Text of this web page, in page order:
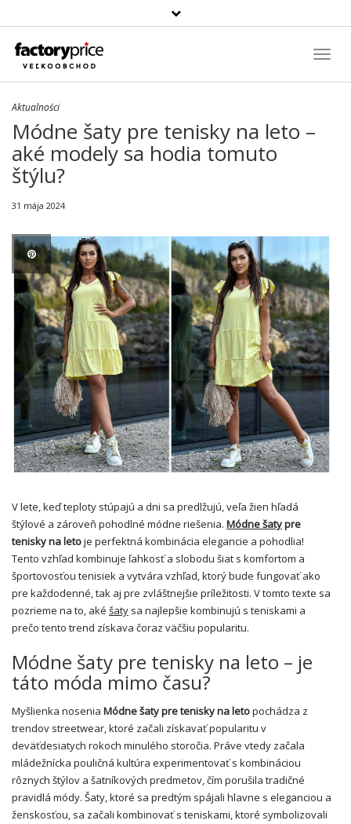
Szukaj
produktu
Aktualności
Módne šaty pre tenisky na leto –
aké modely sa hodia tomuto
štýlu?
31 mája 2024
V lete, keď teploty stúpajú a dni sa predlžujú, veľa žien hľadá
štýlové a zároveň pohodlné módne riešenia. Módne šatypre
tenisky na letoje perfektná kombinácia elegancie a pohodlia!
Tento vzhľad kombinuje ľahkosť a slobodu šiat s komfortom a
športovosťou tenisiek a vytvára vzhľad, ktorý bude fungovať ako
pre každodenné, tak aj pre zvláštnejšie príležitosti. V tomto texte sa
pozrieme na to, aké šaty sa najlepšie kombinujú s teniskami a
prečo tento trend získava čoraz väčšiu popularitu.
Módne šaty pre tenisky na leto – je
táto móda mimo času?
Myšlienka nosenia Módne šaty pre tenisky na letopochádza z
trendov streetwear, ktoré začali získavať popularitu v
deväťdesiatych rokoch minulého storočia. Práve vtedy začala
mládežnícka pouličná kultúra experimentovať s kombináciou
rôznych štýlov a šatníkových predmetov, čím porušila tradičné
pravidlá módy. Šaty, ktoré sa predtým spájali hlavne s eleganciou a
ženskosťou, sa začali kombinovať s teniskami, ktoré symbolizovali